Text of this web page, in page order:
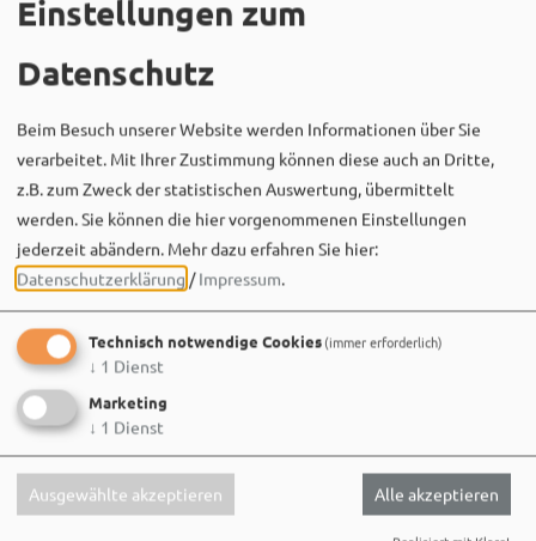
Einstellungen zum
Datenschutz
Beim Besuch unserer Website werden Informationen über Sie
verarbeitet. Mit Ihrer Zustimmung können diese auch an Dritte,
z.B. zum Zweck der statistischen Auswertung, übermittelt
werden. Sie können die hier vorgenommenen Einstellungen
jederzeit abändern. Mehr dazu erfahren Sie hier:
Datenschutzerklärung /Impressum.
Technisch notwendige Cookies(immer erforderlich)
↓ 1 Dienst
Marketing
↓ 1 Dienst
Ausgewählte akzeptieren Alle akzeptieren